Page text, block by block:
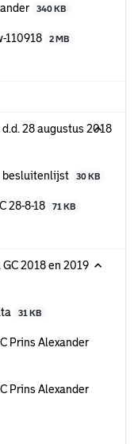
340 KB
110918 2 MB
28 augustus 2018
besluitenlijst
30 KB
28-8-18 71 KB
2018 en 2019
31 KB
Prins Alexander
Prins Alexander